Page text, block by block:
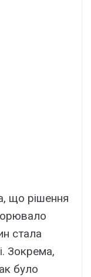
що рішення
стала
Зокрема,
було